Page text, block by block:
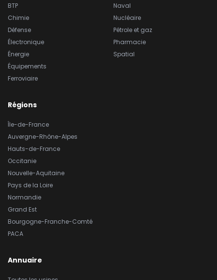
BTP
Chimie
Défense
Électronique
Énergie
Équipements
Ferroviaire
Naval
Nucléaire
Pétrole et gaz
Pharmacie
Spatial
Régions
Île-de-France
Auvergne-Rhône-Alpes
Hauts-de-France
Occitanie
Nouvelle-Aquitaine
Pays de la Loire
Normandie
Grand Est
Bourgogne-Franche-Comté
PACA
Annuaire